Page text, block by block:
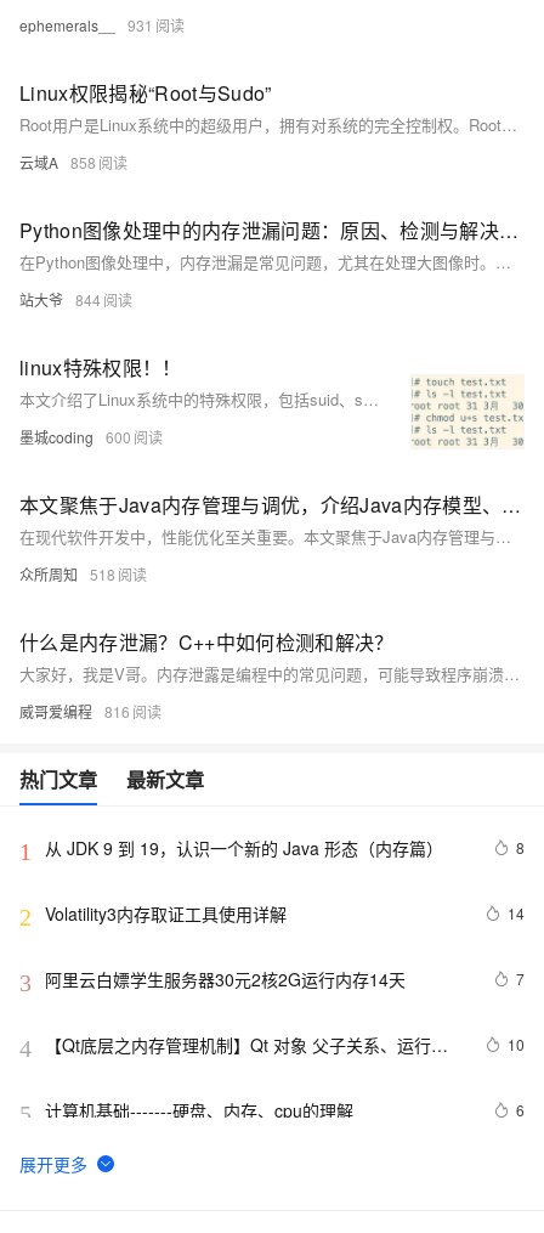
ephemerals__ 931
Linux权限揭秘“Root与Sudo”
Root用户是Linux系统中的超级用户，拥有对系统的完全控制权。Root用户几乎可以执行任何命令，修改任何文件，甚至删除系统上的所有内容。因此，Root用户的使用需要非常谨慎，以避免潜在的安全风险。
云域A 858
Python图像处理中的内存泄漏问题：原因、检测与解决方案
在Python图像处理中，内存泄漏是常见问题，尤其在处理大图像时。本文探讨了内存泄漏的原因（如大图像数据、循环引用、外部库使用等），并介绍了检测工具（如memory_profiler、objgraph、tracemalloc）和解决方法（如显式释放资源、避免循环引用、选择良好内存管理的库）。通过具体代码示例，帮助开发者有效应对内存泄漏挑战。
站大爷 844
linux特殊权限！！
本文介绍了Linux系统中的特殊权限，包括suid、sgid和sbit。suid使普通用户在执行特定命令时获得root权限；sgid使用户在创建文件时继承目录的用户组权限；sbit确保用户只能删除自己在共享目录中创建的文件。此外，文章还讲解了chattr和lsattr命令，用于更改和查看文件的扩展属性，以及umask的概念和计算方法，帮助理解文件和目录的默认权限。
墨城coding 600
本文聚焦于Java内存管理与调优，介绍Java内存模型、内存泄漏检测与预防、高效字符串拼接、数据结构优化及垃圾回收机制
在现代软件开发中，性能优化至关重要。本文聚焦于Java内存管理与调优，介绍Java内存模型、内存泄漏检测与预防、高效字符串拼接、数据结构优化及垃圾回收机制。通过调整垃圾回收器参数、优化堆大小与布局、使用对象池和缓存技术，开发者可显著提升应用性能和稳定性。
众所周知 518
什么是内存泄漏？C++中如何检测和解决？
大家好，我是V哥。内存泄露是编程中的常见问题，可能导致程序崩溃。特别是在金三银四跳槽季，面试官常问此问题。本文将探讨内存泄露的定义、危害、检测方法及解决策略，帮助你掌握这一关键知识点。通过学习如何正确管理内存、使用智能指针和RAII原则，避免内存泄露，提升代码健壮性。同时，了解常见的内存泄露场景，如忘记释放内存、异常处理不当等，确保在面试中不被秒杀。最后，预祝大家新的一年工作顺利，涨薪多多！关注威哥爱编程，一起成为更好的程序员。
威哥爱编程 816
热门文章 最新文章
1 从 JDK 9 到 19，认识一个新的 Java 形态（内存篇） 8
2 Volatility3内存取证工具使用详解 14
3 阿里云白嫖学生服务器30元2核2G运行内存14天 7
4
【Qt底层之内存管理机制】Qt 对象 父子关系、运行时
10
5 计算机基础-------硬盘、内存、cpu的理解 6
6
8k字详解整型(int)/字符型(char)/浮点型(float)/有符号